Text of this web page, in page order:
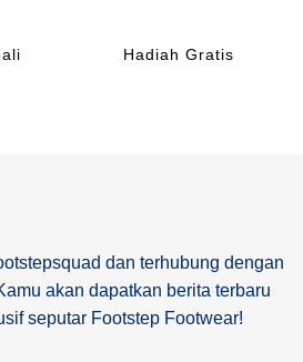
Hadiah Gratis
dan terhubung dengan
akan dapatkan berita terbaru
seputar Footstep Footwear!